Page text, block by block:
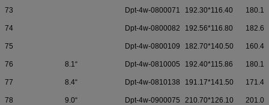
73 Dpt-4w-0800071 192.30*116.40
74 Dpt-4w-0800082 192.56*116.80
75 Dpt-4w-0800109 182.70*140.50
76 8.1“ Dpt-4w-0810005 192.40*115.86
77 8.4“ Dpt-4w-0810138 191.17*141.50
78 9.0“ Dpt-4w-0900075 210.70*126.10